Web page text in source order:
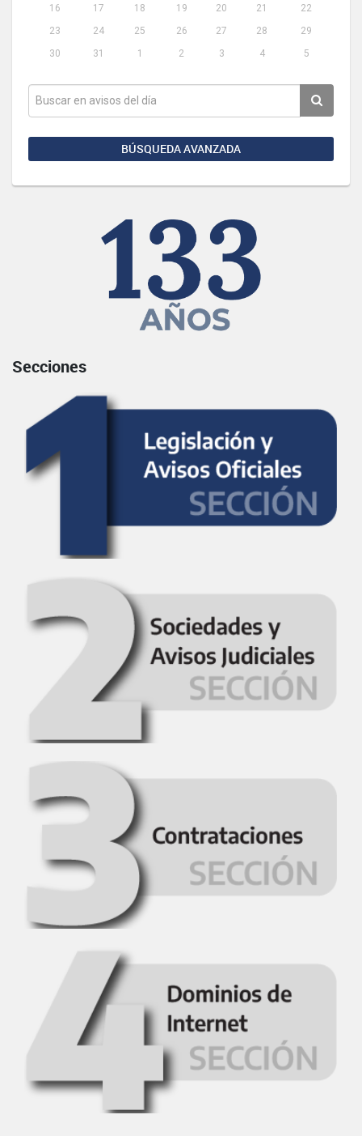
16
17 18 19 20 21
22
23
24 25 26 27 28
29
30
31 1 2 3 4 5
BÚSQUEDA AVANZADA
Secciones